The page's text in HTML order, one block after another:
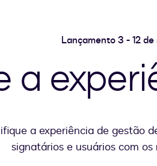
Lançamento 3 - 12
a
a experiência de gestão
signatários e usuários com